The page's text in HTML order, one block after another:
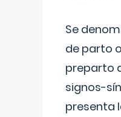
Se
de parto
preparto
signos-
presenta